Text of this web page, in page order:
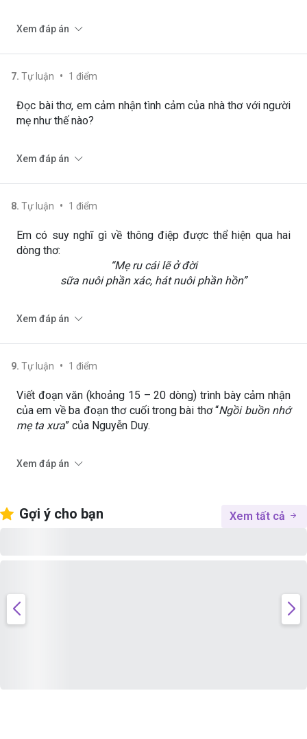
Xem đáp án
7. Tự luận • 1 điểm
Đọc bài thơ, em cảm nhận tình cảm của nhà thơ với người
mẹ như thế nào?
Xem đáp án
8. Tự luận • 1 điểm
Em có suy nghĩ gì về thông điệp được thể hiện qua hai
dòng thơ:
“Mẹ ru cái lẽ ở đời
sữa nuôi phần xác, hát nuôi phần hồn”
Xem đáp án
9. Tự luận • 1 điểm
Viết đoạn văn (khoảng 15 – 20 dòng) trình bày cảm nhận
của em về ba đoạn thơ cuối trong bài thơ “Ngồi buồn nhớ
mẹ ta xưa” của Nguyễn Duy.
Xem đáp án
Gợi ý cho bạn Xem tất cả